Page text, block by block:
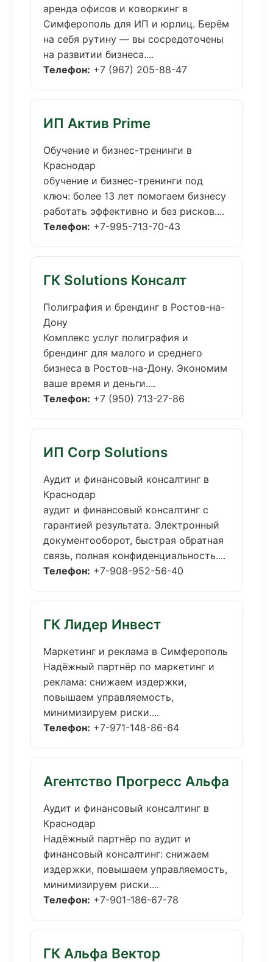
аренда офисов и коворкинг в
Симферополь для ИП и юрлиц. Берём
на себя рутину — вы сосредоточены
на развитии бизнеса....
Телефон: +7 (967) 205-88-47
ИП Актив Prime
Обучение и бизнес-тренинги в
Краснодар
обучение и бизнес-тренинги под
ключ: более 13 лет помогаем бизнесу
работать эффективно и без рисков....
Телефон: +7-995-713-70-43
ГК Solutions Консалт
Полиграфия и брендинг в Ростов-на-
Дону
Комплекс услуг полиграфия и
брендинг для малого и среднего
бизнеса в Ростов-на-Дону. Экономим
ваше время и деньги....
Телефон: +7 (950) 713-27-86
ИП Corp Solutions
Аудит и финансовый консалтинг в
Краснодар
аудит и финансовый консалтинг с
гарантией результата. Электронный
документооборот, быстрая обратная
связь, полная конфиденциальность....
Телефон: +7-908-952-56-40
ГК Лидер Инвест
Маркетинг и реклама в Симферополь
Надёжный партнёр по маркетинг и
реклама: снижаем издержки,
повышаем управляемость,
минимизируем риски....
Телефон: +7-971-148-86-64
Агентство Прогресс Альфа
Аудит и финансовый консалтинг в
Краснодар
Надёжный партнёр по аудит и
финансовый консалтинг: снижаем
издержки, повышаем управляемость,
минимизируем риски....
Телефон: +7-901-186-67-78
ГК Альфа Вектор